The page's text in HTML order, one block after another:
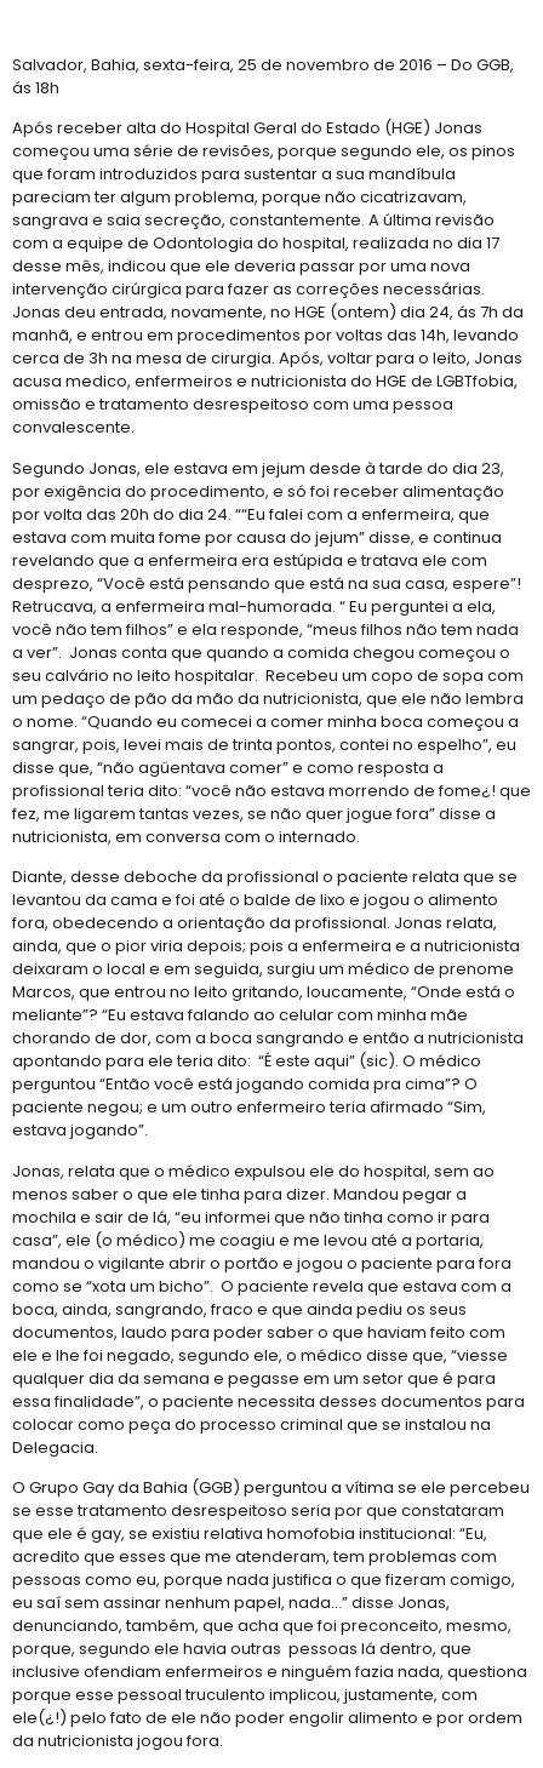
Salvador, Bahia, sexta-feira, 25 de novembro de 2016 – Do GGB,
ás 18h
Após receber alta do Hospital Geral do Estado (HGE) Jonas
começou uma série de revisões, porque segundo ele, os pinos
que foram introduzidos para sustentar a sua mandíbula
pareciam ter algum problema, porque não cicatrizavam,
sangrava e saia secreção, constantemente. A última revisão
com a equipe de Odontologia do hospital, realizada no dia 17
desse mês, indicou que ele deveria passar por uma nova
intervenção cirúrgica para fazer as correções necessárias.
Jonas deu entrada, novamente, no HGE (ontem) dia 24, ás 7h da
manhã, e entrou em procedimentos por voltas das 14h, levando
cerca de 3h na mesa de cirurgia. Após, voltar para o leito, Jonas
acusa medico, enfermeiros e nutricionista do HGE de LGBTfobia,
omissão e tratamento desrespeitoso com uma pessoa
convalescente.
Segundo Jonas, ele estava em jejum desde à tarde do dia 23,
por exigência do procedimento, e só foi receber alimentação
por volta das 20h do dia 24. ““Eu falei com a enfermeira, que
estava com muita fome por causa do jejum” disse, e continua
revelando que a enfermeira era estúpida e tratava ele com
desprezo, “Você está pensando que está na sua casa, espere”!
Retrucava, a enfermeira mal-humorada. “ Eu perguntei a ela,
você não tem filhos” e ela responde, “meus filhos não tem nada
a ver”. Jonas conta que quando a comida chegou começou o
seu calvário no leito hospitalar. Recebeu um copo de sopa com
um pedaço de pão da mão da nutricionista, que ele não lembra
o nome. “Quando eu comecei a comer minha boca começou a
sangrar, pois, levei mais de trinta pontos, contei no espelho”, eu
disse que, “não agüentava comer” e como resposta a
profissional teria dito: “você não estava morrendo de fome¿! que
fez, me ligarem tantas vezes, se não quer jogue fora” disse a
nutricionista, em conversa com o internado.
Diante, desse deboche da profissional o paciente relata que se
levantou da cama e foi até o balde de lixo e jogou o alimento
fora, obedecendo a orientação da profissional. Jonas relata,
ainda, que o pior viria depois; pois a enfermeira e a nutricionista
deixaram o local e em seguida, surgiu um médico de prenome
Marcos, que entrou no leito gritando, loucamente, “Onde está o
meliante”? “Eu estava falando ao celular com minha mãe
chorando de dor, com a boca sangrando e então a nutricionista
apontando para ele teria dito: “É este aqui” (sic). O médico
perguntou “Então você está jogando comida pra cima”? O
paciente negou; e um outro enfermeiro teria afirmado “Sim,
estava jogando”.
Jonas, relata que o médico expulsou ele do hospital, sem ao
menos saber o que ele tinha para dizer. Mandou pegar a
mochila e sair de lá, “eu informei que não tinha como ir para
casa”, ele (o médico) me coagiu e me levou até a portaria,
mandou o vigilante abrir o portão e jogou o paciente para fora
como se “xota um bicho”. O paciente revela que estava com a
boca, ainda, sangrando, fraco e que ainda pediu os seus
documentos, laudo para poder saber o que haviam feito com
ele e lhe foi negado, segundo ele, o médico disse que, “viesse
qualquer dia da semana e pegasse em um setor que é para
essa finalidade”, o paciente necessita desses documentos para
colocar como peça do processo criminal que se instalou na
Delegacia.
O Grupo Gay da Bahia (GGB) perguntou a vítima se ele percebeu
se esse tratamento desrespeitoso seria por que constataram
que ele é gay, se existiu relativa homofobia institucional: “Eu,
acredito que esses que me atenderam, tem problemas com
pessoas como eu, porque nada justifica o que fizeram comigo,
eu saí sem assinar nenhum papel, nada…” disse Jonas,
denunciando, também, que acha que foi preconceito, mesmo,
porque, segundo ele havia outras pessoas lá dentro, que
inclusive ofendiam enfermeiros e ninguém fazia nada, questiona
porque esse pessoal truculento implicou, justamente, com
ele(¿!) pelo fato de ele não poder engolir alimento e por ordem
da nutricionista jogou fora.